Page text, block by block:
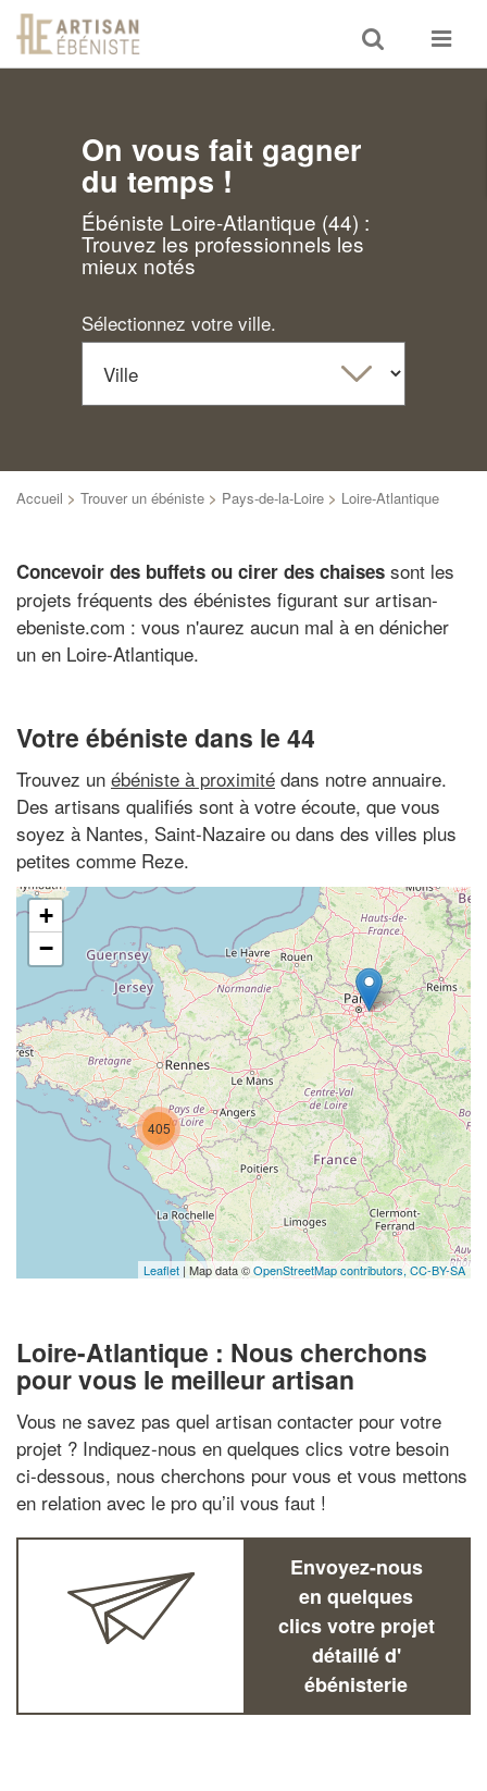
Toggle
search
Toggle
On vous fait gagner
du temps !
Ébéniste Loire-Atlantique (44) :
Trouvez les professionnels les
mieux notés
Sélectionnez votre ville.
Accueil > Trouver un ébéniste > Pays-de-la-Loire > Loire-Atlantique
Concevoir des buffets ou cirer des chaises sont les
projets fréquents des ébénistes figurant sur artisan-
ebeniste.com : vous n'aurez aucun mal à en dénicher
un en Loire-Atlantique.
Votre ébéniste dans le 44
Trouvez un ébéniste à proximité dans notre annuaire.
Des artisans qualifiés sont à votre écoute, que vous
soyez à Nantes, Saint-Nazaire ou dans des villes plus
petites comme Reze.
405
+
−
Leaflet | Map data ©OpenStreetMap contributors,CC-BY-SA
Loire-Atlantique : Nous cherchons
pour vous le meilleur artisan
Vous ne savez pas quel artisan contacter pour votre
projet ? Indiquez-nous en quelques clics votre besoin
ci-dessous, nous cherchons pour vous et vous mettons
en relation avec le pro qu’il vous faut !
Envoyez-nous
en quelques
clics votre projet
détaillé d'
ébénisterie